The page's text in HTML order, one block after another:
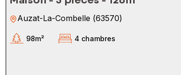
Auzat-La-Combelle (63570)
98m² 4 chambres